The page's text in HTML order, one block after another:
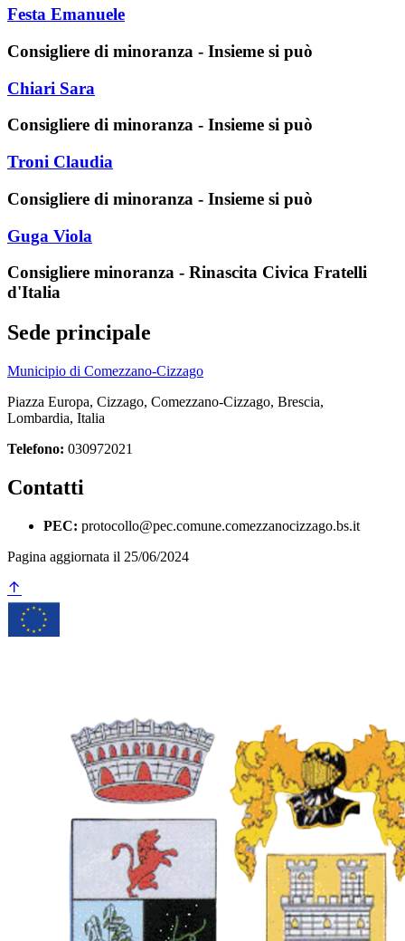
Festa Emanuele
Consigliere di minoranza - Insieme si può
Chiari Sara
Consigliere di minoranza - Insieme si può
Troni Claudia
Consigliere di minoranza - Insieme si può
Guga Viola
Consigliere minoranza - Rinascita Civica Fratelli
d'Italia
Sede principale
Municipio di Comezzano-Cizzago
Piazza Europa, Cizzago, Comezzano-Cizzago, Brescia,
Lombardia, Italia
Telefono: 030972021
Contatti
PEC: protocollo@pec.comune.comezzanocizzago.bs.it
Pagina aggiornata il 25/06/2024